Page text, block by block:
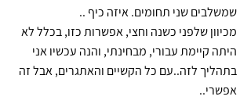
שמשלבים שני תחומים. איזה כיף ..
מכיוון שלפני כשנה וחצי, אפשרות כזו, בכלל לא
היתה קיימת עבורי, מבחינתי, והנה עכשיו אני
בתהליך לזה..עם כל הקשיים והאתגרים, אבל זה
אפשרי..